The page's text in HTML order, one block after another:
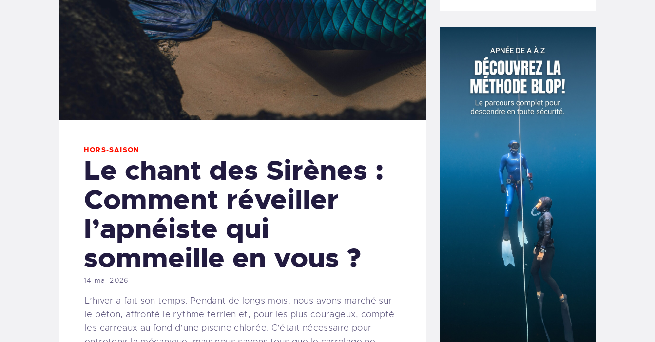
HORS-SAISON
Le chant des Sirènes :
Comment réveiller
l’apnéiste qui
sommeille en vous ?
14 mai 2026
L’hiver a fait son temps. Pendant de longs mois, nous avons marché sur
le béton, affronté le rythme terrien et, pour les plus courageux, compté
les carreaux au fond d’une piscine chlorée. C’était nécessaire pour